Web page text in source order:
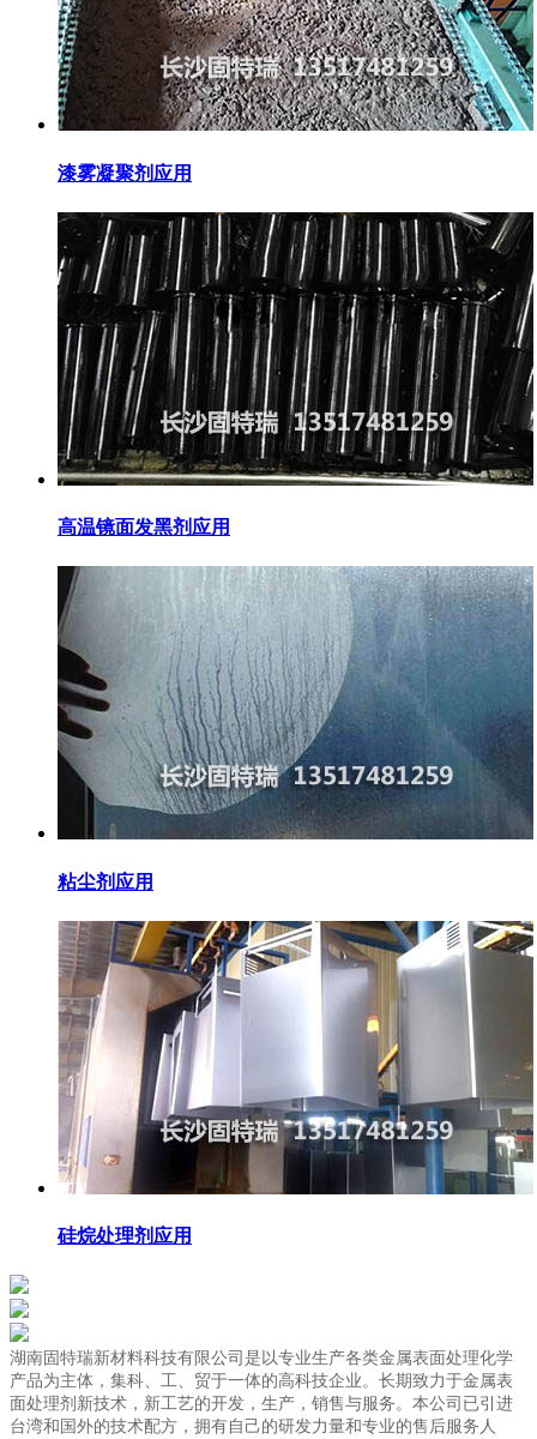
漆雾凝聚剂应用
高温镜面发黑剂应用
粘尘剂应用
硅烷处理剂应用
湖南固特瑞新材料科技有限公司是以专业生产各类金属表面处理化学
产品为主体，集科、工、贸于一体的高科技企业。长期致力于金属表
面处理剂新技术，新工艺的开发，生产，销售与服务。本公司已引进
台湾和国外的技术配方，拥有自己的研发力量和专业的售后服务人